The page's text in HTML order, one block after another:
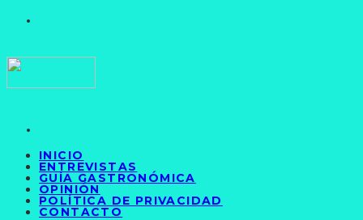
INICIO
ENTREVISTAS
GUÍA GASTRONÓMICA
OPINIÓN
POLÍTICA DE PRIVACIDAD
CONTACTO